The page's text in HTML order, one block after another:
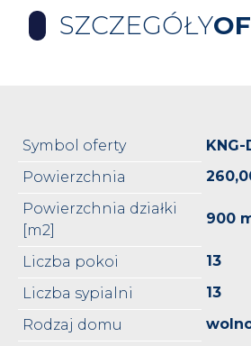
SZCZEGÓŁY
Symbol oferty
KNG-
Powierzchnia
Powierzchnia działki
[m2]
900
Liczba pokoi
13
Liczba sypialni
13
Rodzaj domu